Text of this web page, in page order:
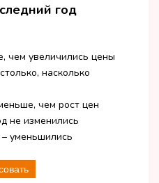
год
чем увеличились цены
насколько
чем рост цен
не изменились
уменьшились